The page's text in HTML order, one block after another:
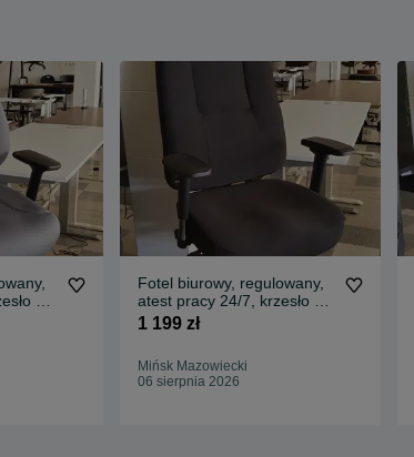
do
Fotel biurowy, regulowany,
atest pracy 24/7, krzesło do
biura, biurka, praca
1 199 zł
Mińsk Mazowiecki
06 sierpnia 2026